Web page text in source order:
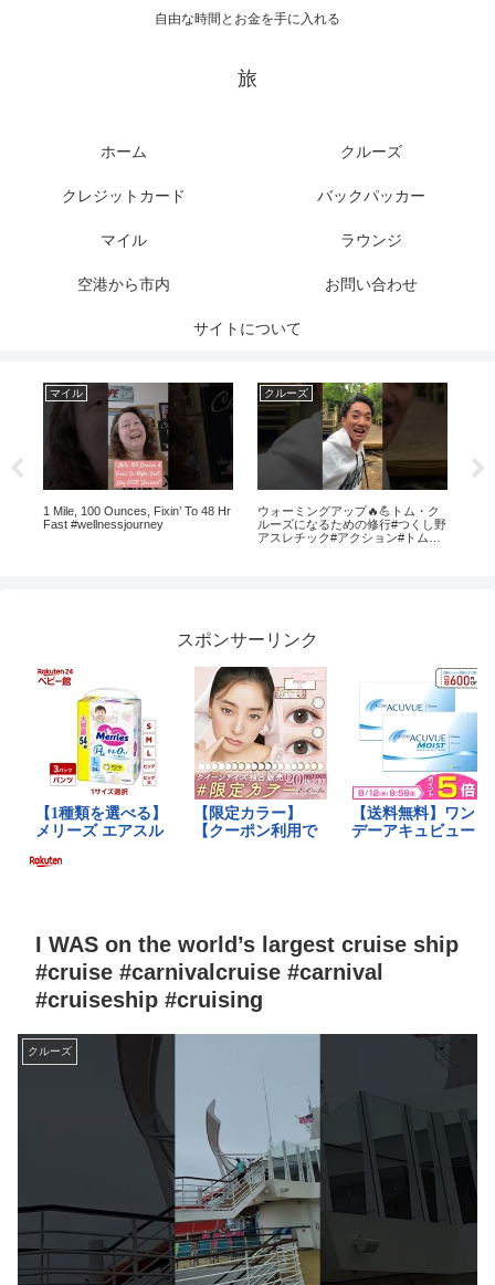
自由な時間とお金を手に入れる
旅
ホーム クルーズ
クレジットカード バックパッカー
マイル ラウンジ
空港から市内 お問い合わせ
サイトについて
マイル
1 Mile, 100 Ounces, Fixin’ To 48 Hr
Fast #wellnessjourney
クルーズ
ウォーミングアップ🔥💪トム・ク
ルーズになるための修行#つくし野
アスレチック#アクション#トムク
スポンサーリンク
I WAS on the world’s largest cruise ship
#cruise #carnivalcruise #carnival
#cruiseship #cruising
クルーズ